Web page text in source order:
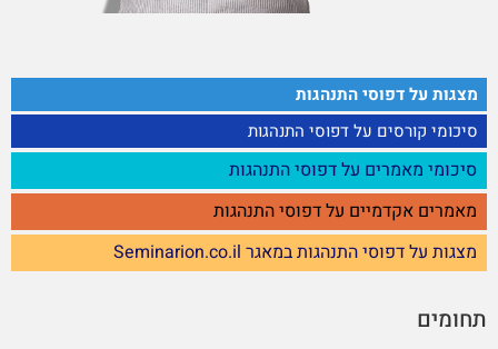
מצגות על דפוסי התנהגות
סיכומי קורסים על דפוסי התנהגות
סיכומי מאמרים על דפוסי התנהגות
מאמרים אקדמיים על דפוסי התנהגות
מצגות על דפוסי התנהגות במאגר Seminarion.co.il
תחומים